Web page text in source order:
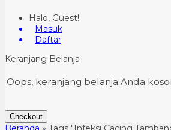
Halo, Guest!
Masuk
Daftar
Keranjang Belanja
Oops, keranjang belanja Anda
Checkout